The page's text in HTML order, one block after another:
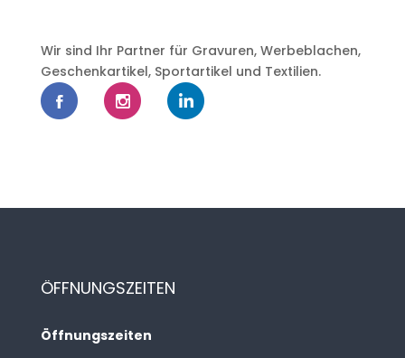
Wir sind Ihr Partner für Gravuren, Werbeblachen,
Geschenkartikel, Sportartikel und Textilien.
ÖFFNUNGSZEITEN
Öffnungszeiten